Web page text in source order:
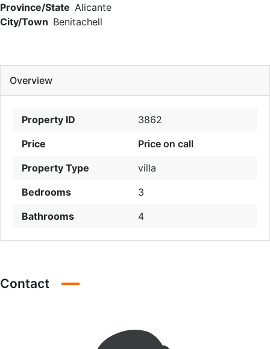
Province/State Alicante
City/Town Benitachell
Overview
Property ID
3862
Price
Price on call
Property Type
villa
Bedrooms
3
Bathrooms
4
Contact